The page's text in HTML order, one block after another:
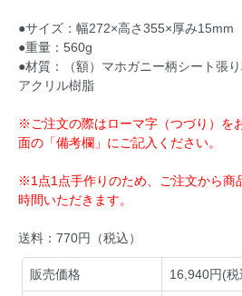
●サイズ：幅272×高さ355×厚み15mm
●重量：560g
●材質：（額）マホガニー柄シート張
アクリル樹脂
※ご注文の際はローマ字（つづり）を
面の「備考欄」にご記入ください。
※1点1点手作りのため、ご注文から商
時間いただきます。
送料：770円（税込）
販売価格 16,940円(税